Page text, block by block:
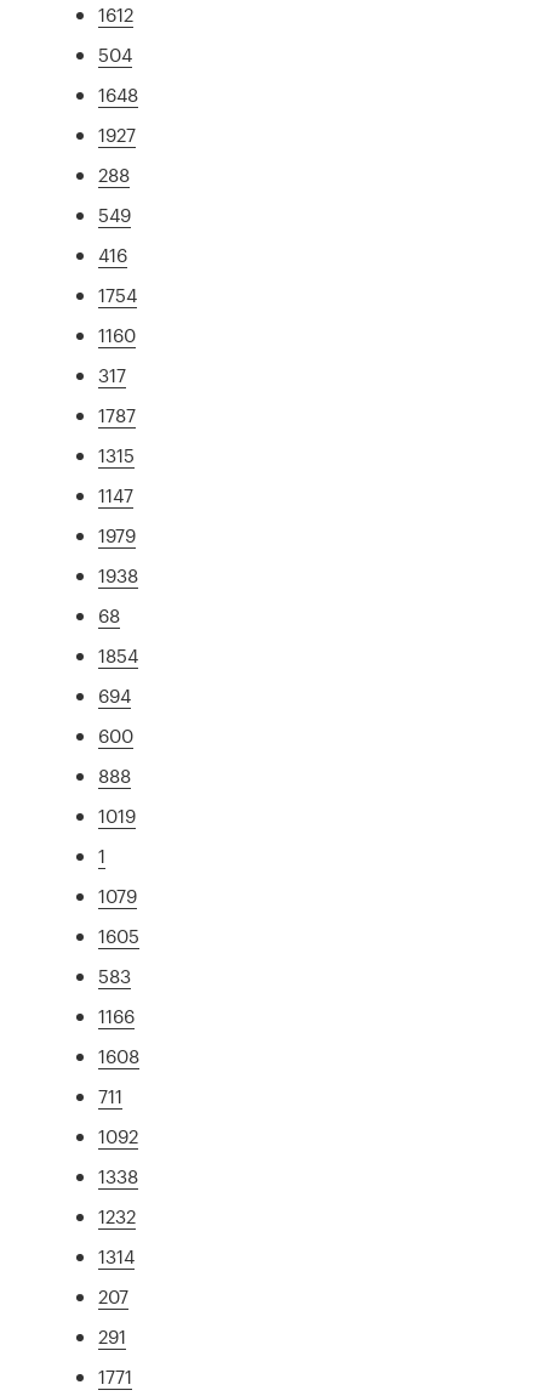
1612
504
1648
1927
288
549
416
1754
1160
317
1787
1315
1147
1979
1938
68
1854
694
600
888
1019
1
1079
1605
583
1166
1608
711
1092
1338
1232
1314
207
291
1771